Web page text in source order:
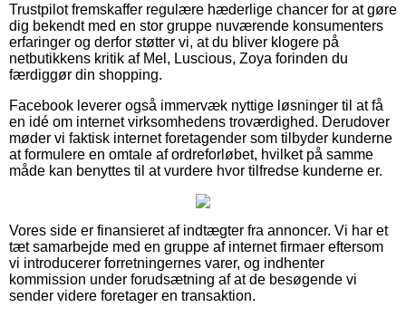
Trustpilot fremskaffer regulære hæderlige chancer for at gøre
dig bekendt med en stor gruppe nuværende konsumenters
erfaringer og derfor støtter vi, at du bliver klogere på
netbutikkens kritik af Mel, Luscious, Zoya forinden du
færdiggør din shopping.
Facebook leverer også immervæk nyttige løsninger til at få
en idé om internet virksomhedens troværdighed. Derudover
møder vi faktisk internet foretagender som tilbyder kunderne
at formulere en omtale af ordreforløbet, hvilket på samme
måde kan benyttes til at vurdere hvor tilfredse kunderne er.
Vores side er finansieret af indtægter fra annoncer. Vi har et
tæt samarbejde med en gruppe af internet firmaer eftersom
vi introducerer forretningernes varer, og indhenter
kommission under forudsætning af at de besøgende vi
sender videre foretager en transaktion.